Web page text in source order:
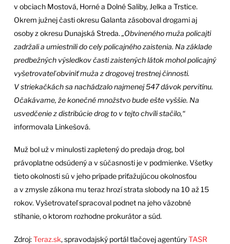
v obciach Mostová, Horné a Dolné Saliby, Jelka a Trstice.
Okrem južnej časti okresu Galanta zásoboval drogami aj
osoby z okresu Dunajská Streda. „Obvineného muža policajti
zadržali a umiestnili do cely policajného zaistenia. Na základe
predbežných výsledkov časti zaistených látok mohol policajný
vyšetrovateľ obviniť muža z drogovej trestnej činnosti.
V striekačkách sa nachádzalo najmenej 547 dávok pervitínu.
Očakávame, že konečné množstvo bude ešte vyššie. Na
usvedčenie z distribúcie drog to v tejto chvíli stačilo,“
informovala Linkešová.
Muž bol už v minulosti zapletený do predaja drog, bol
právoplatne odsúdený a v súčasnosti je v podmienke. Všetky
tieto okolnosti sú v jeho prípade priťažujúcou okolnosťou
a v zmysle zákona mu teraz hrozí strata slobody na 10 až 15
rokov. Vyšetrovateľ spracoval podnet na jeho väzobné
stíhanie, o ktorom rozhodne prokurátor a súd.
Zdroj:Teraz.sk, spravodajský portál tlačovej agentúryTASR